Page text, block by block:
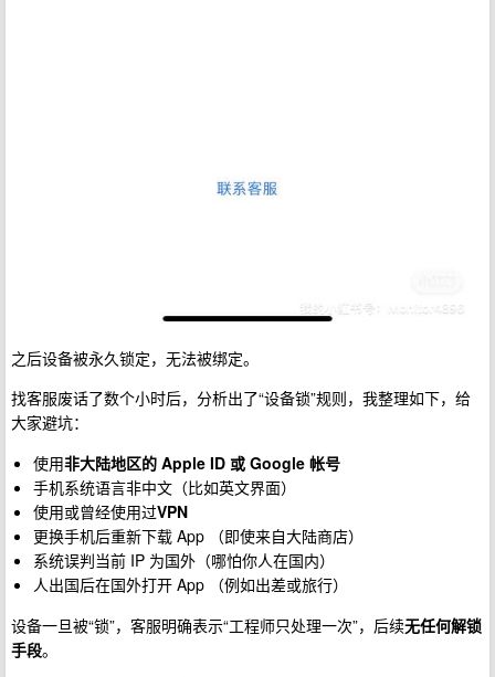
之后设备被永久锁定，无法被绑定。
找客服废话了数个小时后，分析出了“设备锁”规则，我整理如下，给
大家避坑：
使用非大陆地区的 Apple ID 或 Google 帐号
手机系统语言非中文（比如英文界面）
使用或曾经使用过VPN
更换手机后重新下载 App （即使来自大陆商店）
系统误判当前 IP 为国外（哪怕你人在国内）
人出国后在国外打开 App （例如出差或旅行）
设备一旦被“锁”，客服明确表示“工程师只处理一次”，后续无任何解锁
手段。